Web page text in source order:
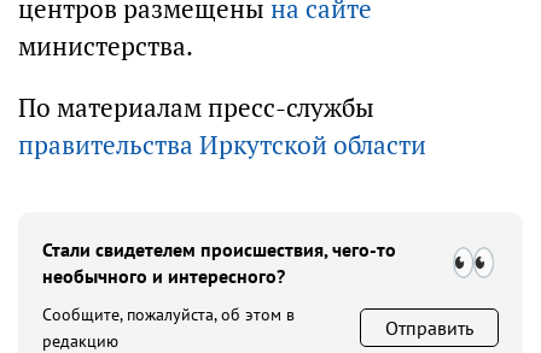
центров размещены на сайте
министерства.
По материалам пресс-службы
правительства Иркутской области
Стали свидетелем происшествия, чего-то
необычного и интересного?
Сообщите, пожалуйста, об этом в
редакцию
Отправить